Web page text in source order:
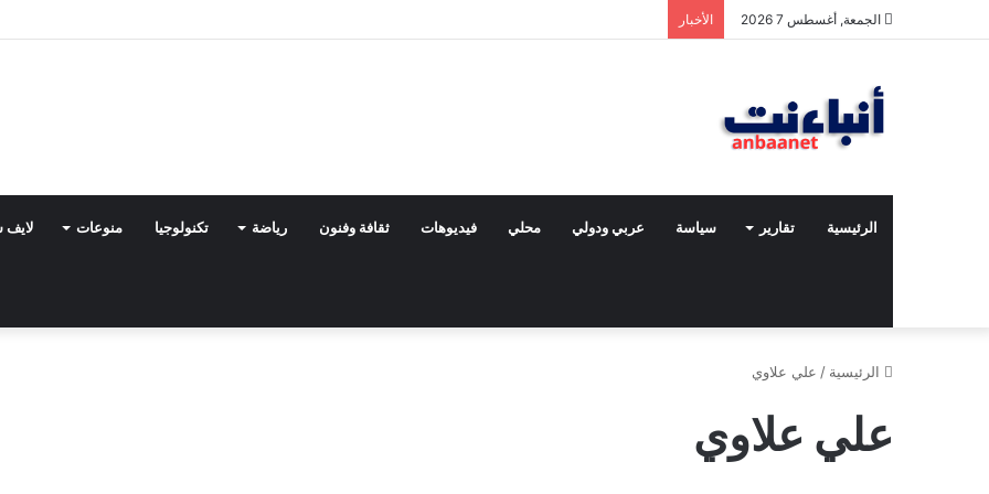
الجمعة, أغسطس 7 2026 الأخبار
الرئيسية تقارير سياسة عربي ودولي محلي فيديوهات ثقافة وفنون رياضة تكنولوجيا منوعات لايف
الرئيسية / علي علاوي
علي علاوي